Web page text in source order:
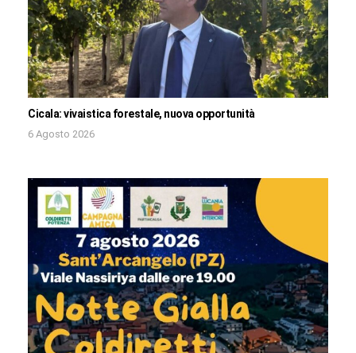
Cicala: vivaistica forestale, nuova opportunità
6 Agosto 2026